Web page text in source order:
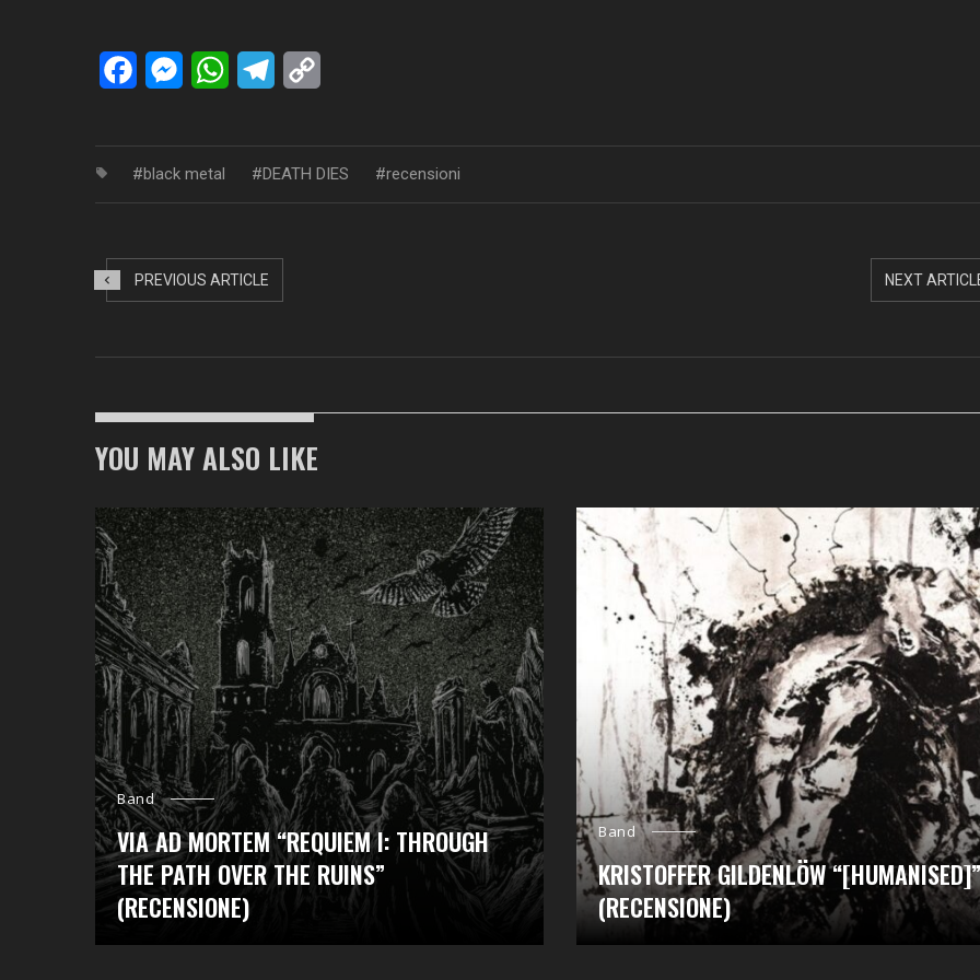
FacebookMessengerWhatsAppTelegram
black metal DEATH DIES recensioni
PREVIOUS ARTICLE NEXT
YOU MAY ALSO LIKE
Band
VIA AD MORTEM “REQUIEM I: THROUGH
THE PATH OVER THE RUINS”
(RECENSIONE)
Band
KRISTOFFER GILDENLÖW “[HUMANISED]”
(RECENSIONE)